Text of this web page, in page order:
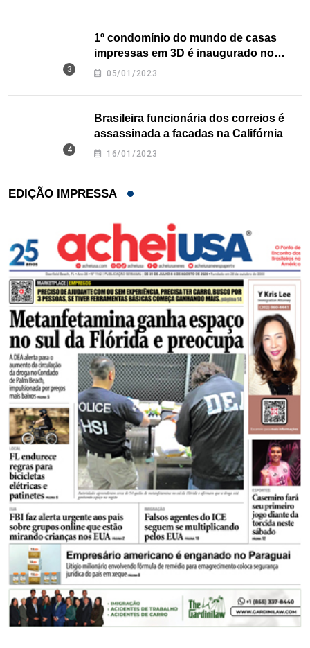
1º condomínio do mundo de casas
impressas em 3D é inaugurado no
Texas
05/01/2023
Brasileira funcionária dos correios é
assassinada a facadas na Califórnia
16/01/2023
EDIÇÃO IMPRESSA